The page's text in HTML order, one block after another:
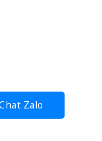
Zalo
09 số lượng